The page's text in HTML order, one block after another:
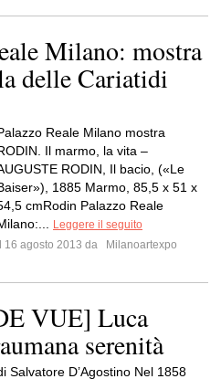
Milano: mostra
delle Cariatidi
Reale Milano mostra
Il marmo, la vita –
RODIN, Il bacio, («Le
1885 Marmo, 85,5 x 51 x
cmRodin Palazzo Reale
Leggere il seguito
Il 16 agosto 2013 da
Milanoartexpo
VUE] Luca
serenità
Salvatore D’Agostino Nel 1858